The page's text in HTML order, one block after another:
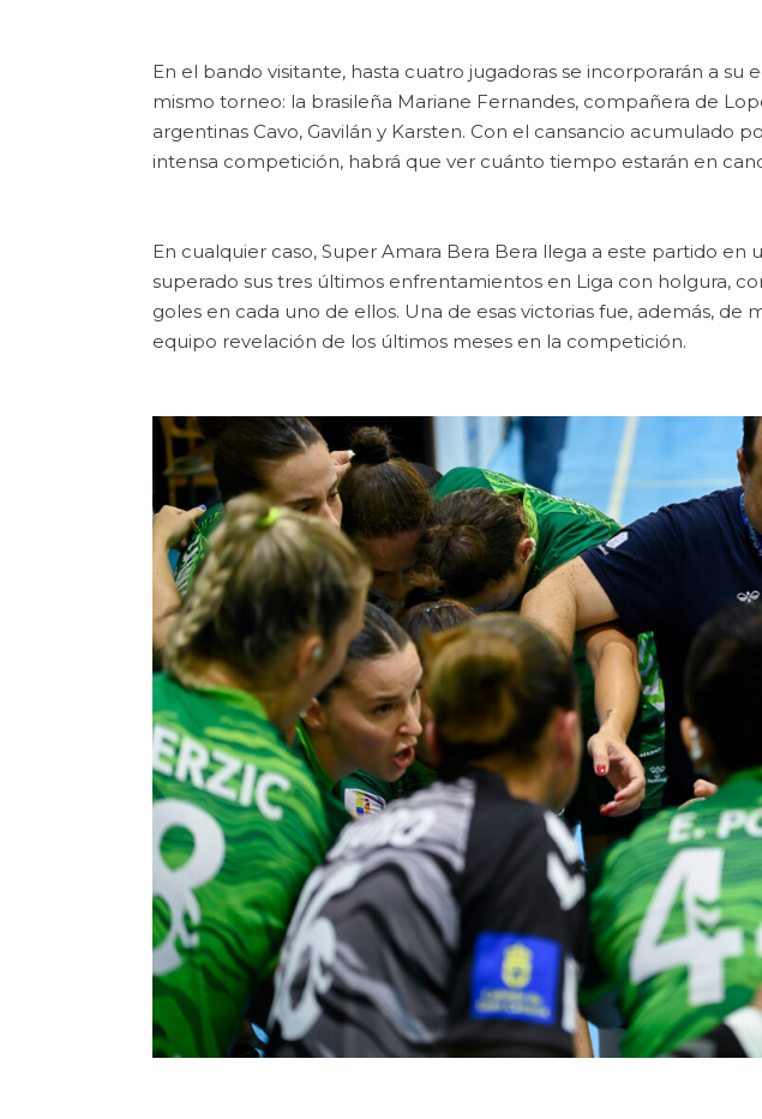
En el bando visitante, hasta cuatro jugadoras se incorporarán a su
mismo torneo: la brasileña Mariane Fernandes, compañera de
argentinas Cavo, Gavilán y Karsten. Con el cansancio acumulado
intensa competición, habrá que ver cuánto tiempo estarán en
En cualquier caso, Super Amara Bera Bera llega a este partido
superado sus tres últimos enfrentamientos en Liga con holgura,
goles en cada uno de ellos. Una de esas victorias fue, además, de
equipo revelación de los últimos meses en la competición.